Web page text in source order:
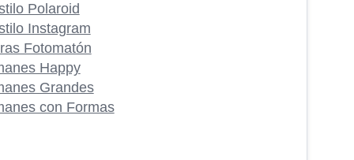
Polaroid
Instagram
Fotomatón
Happy
Grandes
con Formas